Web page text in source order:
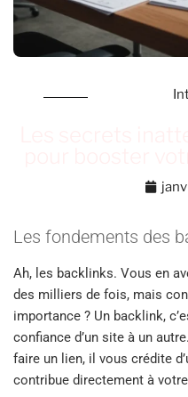
Les fondements des
Ah, les backlinks. Vous en
des milliers de fois, mais
importance ? Un backlink,
confiance d’un site à un
faire un lien, il vous crédite
contribue directement à